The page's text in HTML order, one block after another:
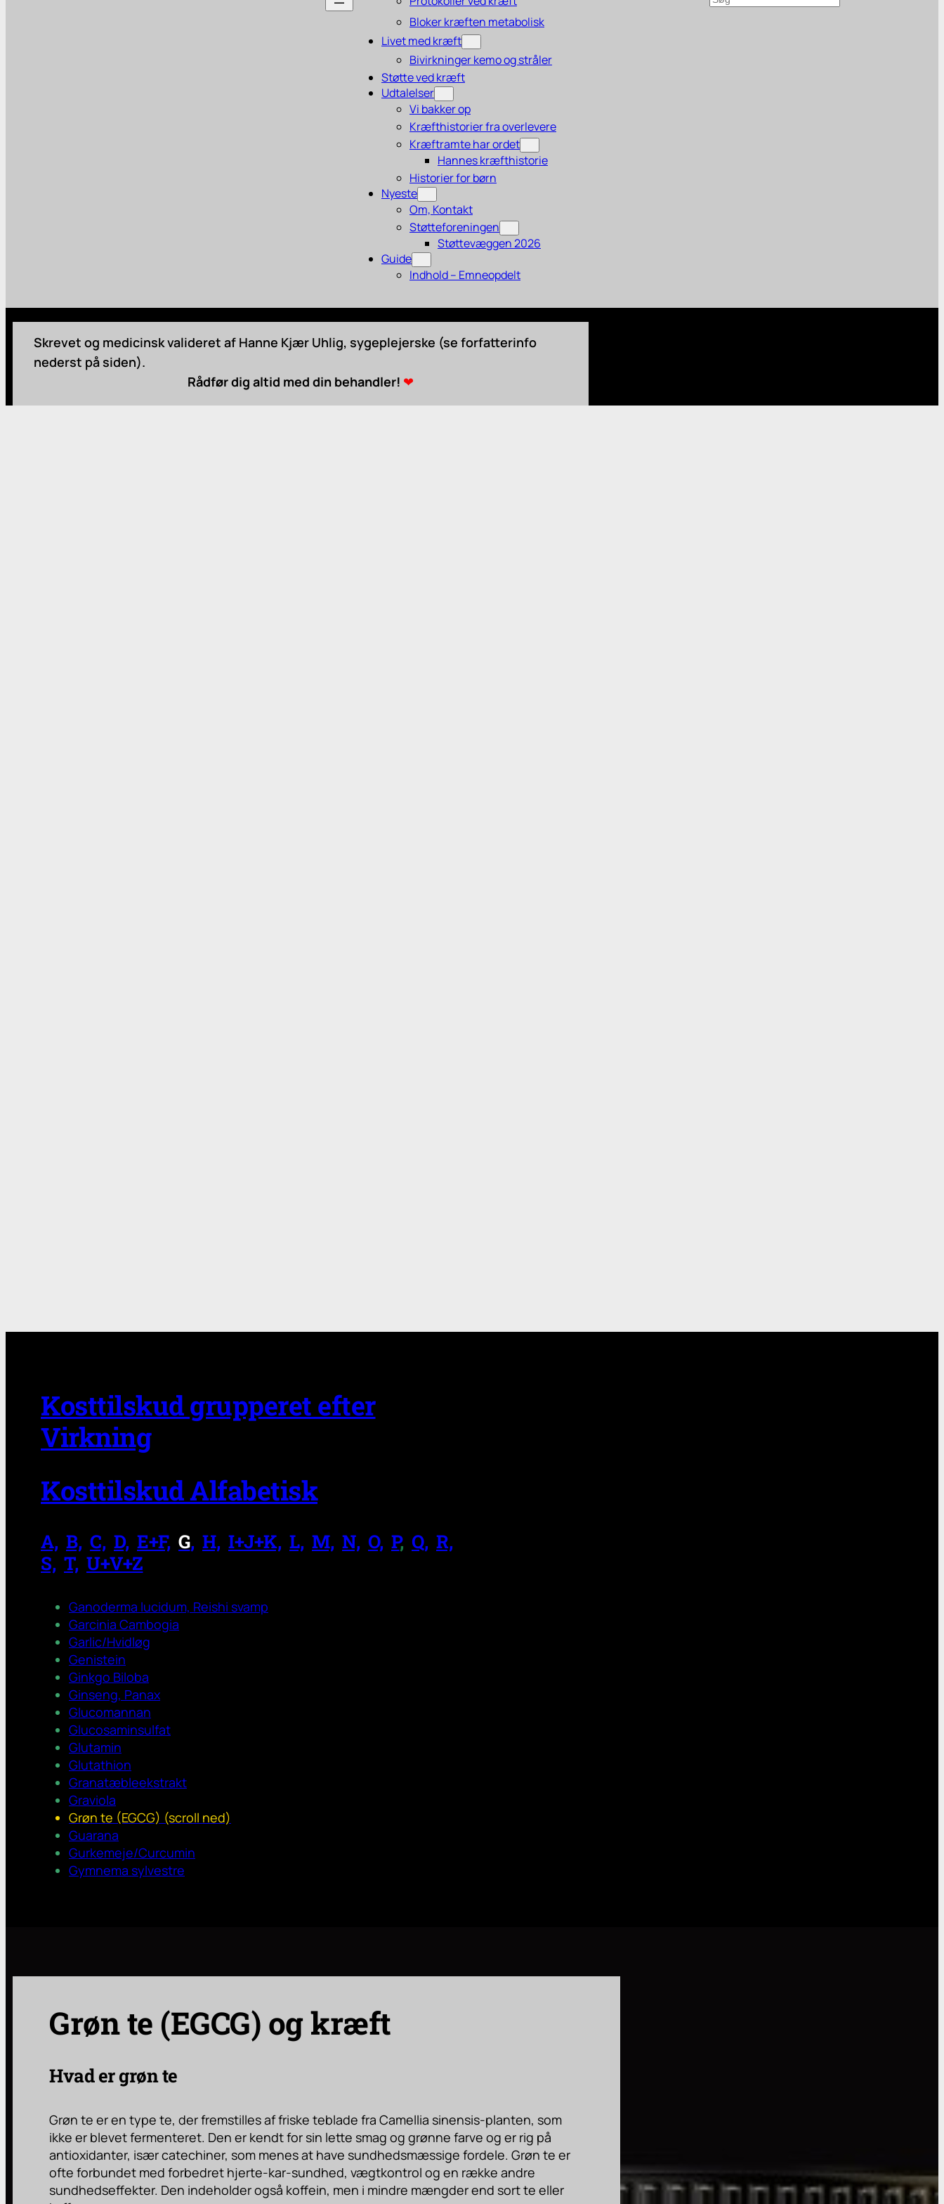
Bloker kræften metabolisk
Livet med kræft
Bivirkninger kemo og stråler
Støtte ved kræft
Udtalelser
Vi bakker op
Kræfthistorier fra overlevere
Kræftramte har ordet
Hannes kræfthistorie
Historier for børn
Nyeste
Om, Kontakt
Støtteforeningen
Støttevæggen 2026
Guide
Indhold – Emneopdelt
Skrevet og medicinsk valideret af Hanne Kjær Uhlig, sygeplejerske (se forfatterinfo
nederst på siden).
Rådfør dig altid med din behandler! ❤
Kosttilskud grupperet efter
Virkning
Kosttilskud Alfabetisk
A, B, C, D, E+F, G, H, I+J+K, L, M, N, O, P, Q, R,
S, T, U+V+Z
Ganoderma lucidum, Reishi svamp
Garcinia Cambogia
Garlic/Hvidløg
Genistein
Ginkgo Biloba
Ginseng, Panax
Glucomannan
Glucosaminsulfat
Glutamin
Glutathion
Granatæbleekstrakt
Graviola
Grøn te (EGCG) (scroll ned)
Guarana
Gurkemeje/Curcumin
Gymnema sylvestre
Grøn te (EGCG) og kræft
Hvad er grøn te
Grøn te er en type te, der fremstilles af friske teblade fra Camellia sinensis-planten, som
ikke er blevet fermenteret. Den er kendt for sin lette smag og grønne farve og er rig på
antioxidanter, især catechiner, som menes at have sundhedsmæssige fordele. Grøn te er
ofte forbundet med forbedret hjerte-kar-sundhed, vægtkontrol og en række andre
sundhedseffekter. Den indeholder også koffein, men i mindre mængder end sort te eller